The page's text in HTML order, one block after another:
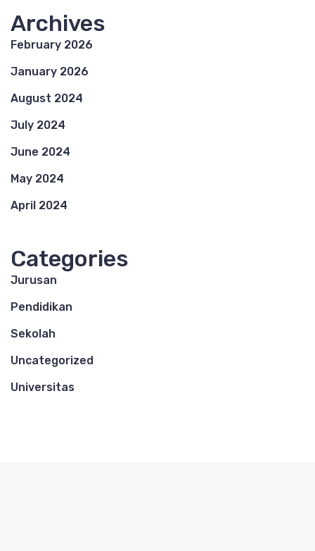
Archives
February 2026
January 2026
August 2024
July 2024
June 2024
May 2024
April 2024
Categories
Jurusan
Pendidikan
Sekolah
Uncategorized
Universitas